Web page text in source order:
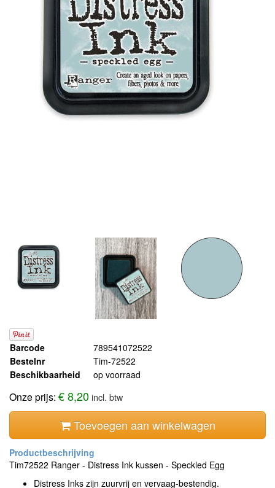
Barcode
789541072522
Bestelnr
Tim-72522
Beschikbaarheid
op voorraad
Onze prijs: € 8,20incl. btw
Toevoegen aan winkelwagen
Tim72522 Ranger - Distress Ink kussen - Speckled Egg
Distress Inks zijn zuurvrij en vervaag-bestendig.